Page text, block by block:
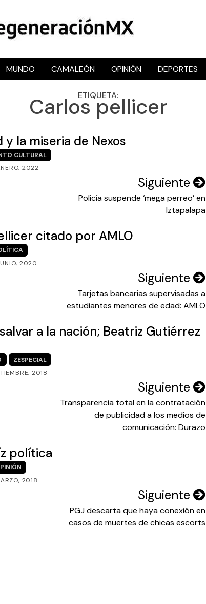
noticias libre e independiente
MUNDO CAMALEÓN OPINIÓN DEPORTES
ETIQUETA:
Carlos pellicer
la miseria de Nexos
CULTURAL
2022
Siguiente
Policía suspende ‘mega perreo’ en
Iztapalapa
citado por AMLO
2020
Siguiente
Tarjetas bancarias supervisadas a
estudiantes menores de edad: AMLO
a la nación; Beatriz Gutiérrez
ZESPECIAL
2018
Siguiente
Transparencia total en la contratación
de publicidad a los medios de
comunicación: Durazo
política
2018
Siguiente
PGJ descarta que haya conexión en
casos de muertes de chicas escorts